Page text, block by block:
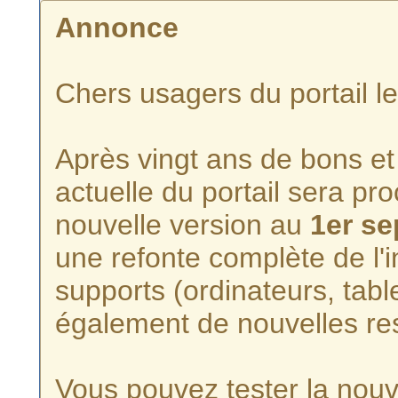
Annonce
Chers usagers du portail
Après vingt ans de bons
actuelle du portail sera
nouvelle version au 1er
une refonte complète de
supports (ordinateurs,
également de nouvelles
Vous pouvez tester la